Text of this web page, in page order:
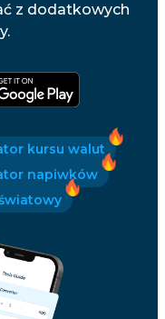
z dodatkowych
kursu walut
napiwków